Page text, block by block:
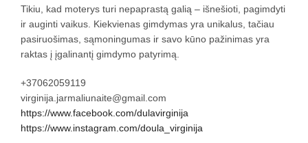
Tikiu, kad moterys turi nepaprastą galią – išnešioti, pagimdyti
ir auginti vaikus. Kiekvienas gimdymas yra unikalus, tačiau
pasiruošimas, sąmoningumas ir savo kūno pažinimas yra
raktas į įgalinantį gimdymo patyrimą.
+37062059119
virginija.jarmaliunaite@gmail.com
https://www.facebook.com/dulavirginija
https://www.instagram.com/doula_virginija